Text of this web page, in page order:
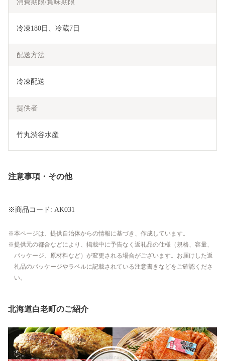
消費期限/賞味期限
冷凍180日、冷蔵7日
配送方法
冷凍配送
提供者
竹丸渋谷水産
注意事項・その他
※商品コード: AK031
本ページは、提供自治体からの情報に基づき、作成しています。
提供元の都合などにより、掲載中に予告なく返礼品の仕様（規格、容量、
パッケージ、原材料など）が変更される場合がございます。お届けした返
礼品のパッケージやラベルに記載されている注意書きなどをご確認くださ
い。
北海道白老町のご紹介